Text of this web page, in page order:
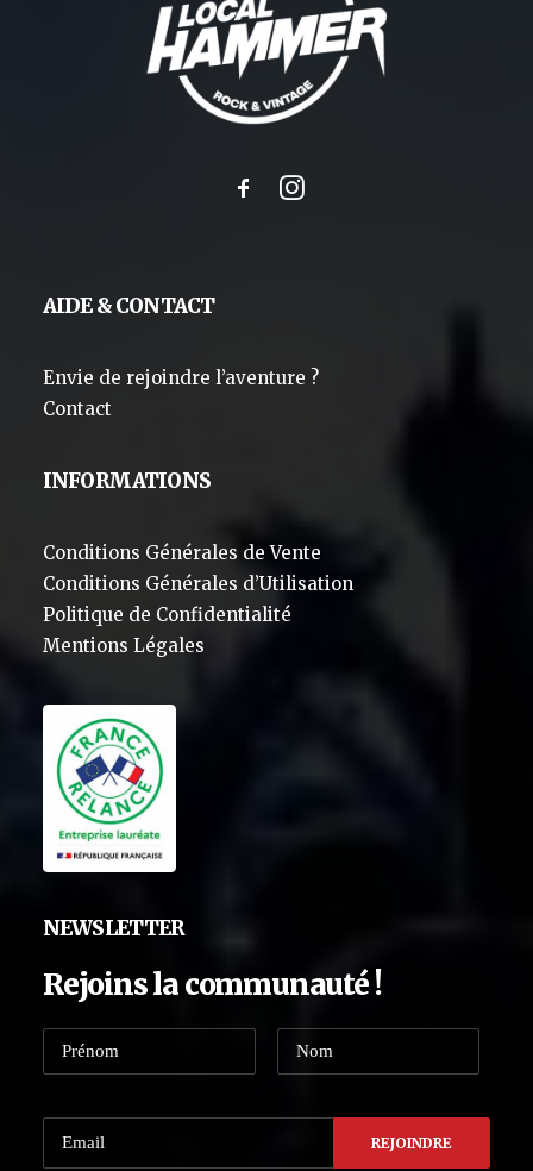
AIDE & CONTACT
Envie de rejoindre l’aventure ?
Contact
INFORMATIONS
Conditions Générales de Vente
Conditions Générales d’Utilisation
Politique de Confidentialité
Mentions Légales
NEWSLETTER
Rejoins la communauté !